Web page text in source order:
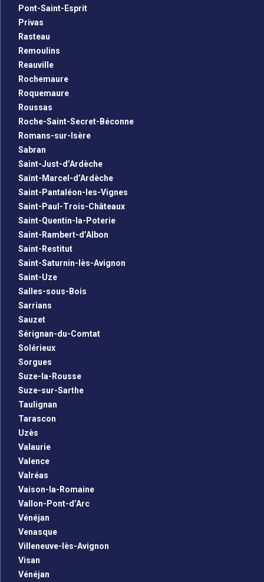
Pont-Saint-Esprit
Privas
Rasteau
Remoulins
Reauville
Rochemaure
Roquemaure
Roussas
Roche-Saint-Secret-Béconne
Romans-sur-Isère
Sabran
Saint-Just-d’Ardèche
Saint-Marcel-d’Ardèche
Saint-Pantaléon-les-Vignes
Saint-Paul-Trois-Châteaux
Saint-Quentin-la-Poterie
Saint-Rambert-d’Albon
Saint-Restitut
Saint-Saturnin-lès-Avignon
Saint-Uze
Salles-sous-Bois
Sarrians
Sauzet
Sérignan-du-Comtat
Solérieux
Sorgues
Suze-la-Rousse
Suze-sur-Sarthe
Taulignan
Tarascon
Uzès
Valaurie
Valence
Valréas
Vaison-la-Romaine
Vallon-Pont-d’Arc
Vénéjan
Venasque
Villeneuve-lès-Avignon
Visan
Vénéjan